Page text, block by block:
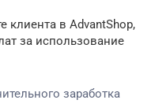
клиента в AdvantShop,
за использование
заработка